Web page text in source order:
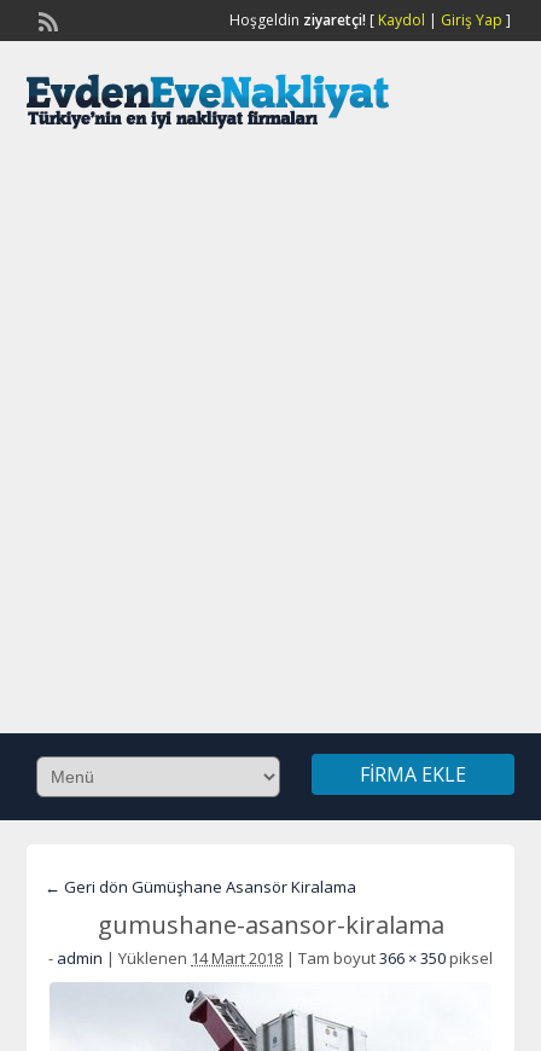
Hoşgeldin ziyaretçi![ Kaydol | Giriş Yap ]
FIRMA EKLE
← Geri dön Gümüşhane Asansör Kiralama
gumushane-asansor-kiralama
- admin | Yüklenen 14 Mart 2018 | Tam boyut366 × 350piksel